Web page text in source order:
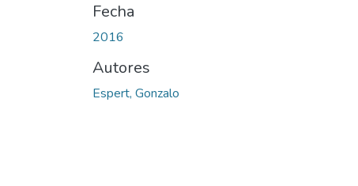
Fecha
2016
Autores
Espert, Gonzalo